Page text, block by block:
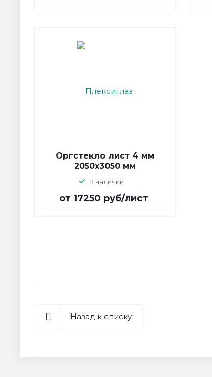
Оргстекло лист 4 мм
2050х3050 мм
В наличии
от 17250 руб/лист
Назад к списку